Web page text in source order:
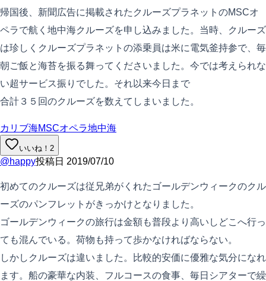
帰国後、新聞広告に掲載されたクルーズプラネットのMSCオ
ペラで航く地中海クルーズを申し込みました。当時、クルーズ
は珍しくクルーズプラネットの添乗員は米に電気釜持参で、毎
朝ご飯と海苔を振る舞ってくださいました。今では考えられな
い超サービス振りでした。それ以来今日まで
合計３５回のクルーズを数えてしまいました。
カリブ海MSCオペラ地中海
いいね！ 2
@happy投稿日 2019/07/10
初めてのクルーズは従兄弟がくれたゴールデンウィークのクル
ーズのパンフレットがきっかけとなりました。
ゴールデンウィークの旅行は金額も普段より高いしどこへ行っ
ても混んでいる。荷物も持って歩かなければならない。
しかしクルーズは違いました。比較的安価に優雅な気分になれ
ます。船の豪華な内装、フルコースの食事、毎日シアターで繰